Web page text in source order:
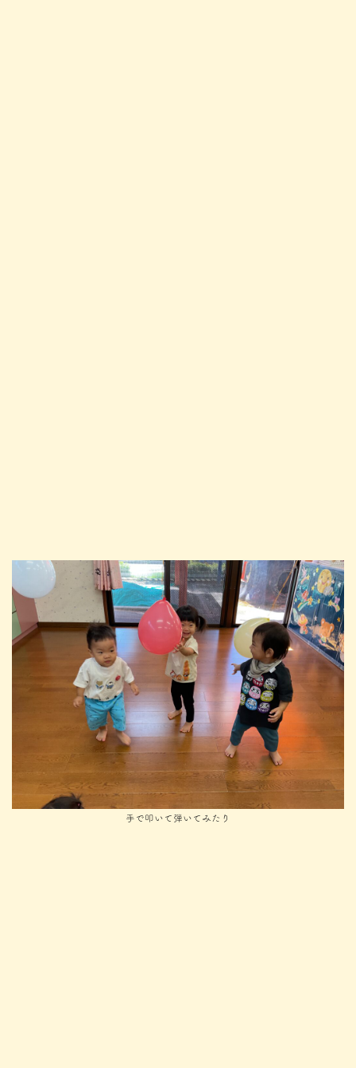
手で叩いて弾いてみたり